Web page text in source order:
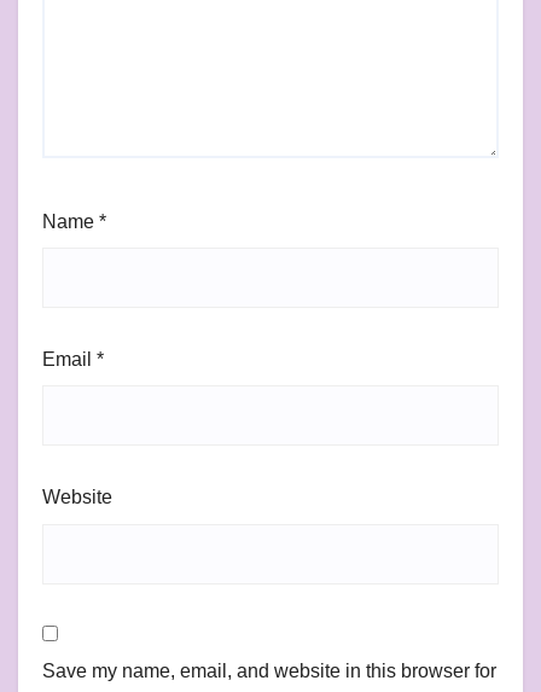
Name *
Email *
Website
Save my name, email, and website in this browser for